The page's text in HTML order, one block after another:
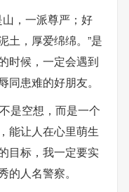
，一派尊严；好
土，厚爱绵绵。”是
时候，一定会遇到
患难的好朋友。
是空想，而是一个
能让人在心里萌生
目标，我一定要实
人名警察。